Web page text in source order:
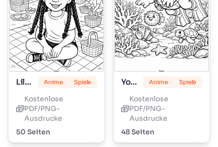
Lily Love Zöpfe Anime Spiele
Kostenlose
PDF/PNG-
Ausdrucke
50 Seiten
Yoshi Anime Spiele
Kostenlose
PDF/PNG-
Ausdrucke
48 Seiten